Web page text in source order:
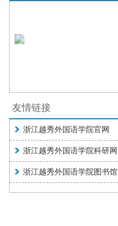
友情链接
浙江越秀外国语学院官网
浙江越秀外国语学院科研网
浙江越秀外国语学院图书馆